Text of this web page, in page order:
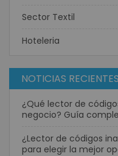
Sector Textil
Hoteleria
NOTICIAS RECIENTES
¿Qué lector de
negocio? Guía
¿Lector de códigos
para elegir la mejor